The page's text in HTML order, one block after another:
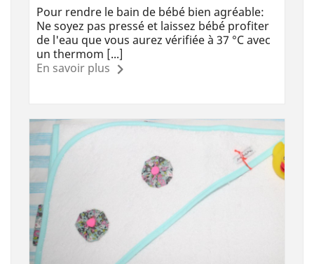
Pour rendre le bain de bébé bien agréable:
Ne soyez pas pressé et laissez bébé profiter
de l'eau que vous aurez vérifiée à 37 °C avec
un thermom [...]
En savoir plus